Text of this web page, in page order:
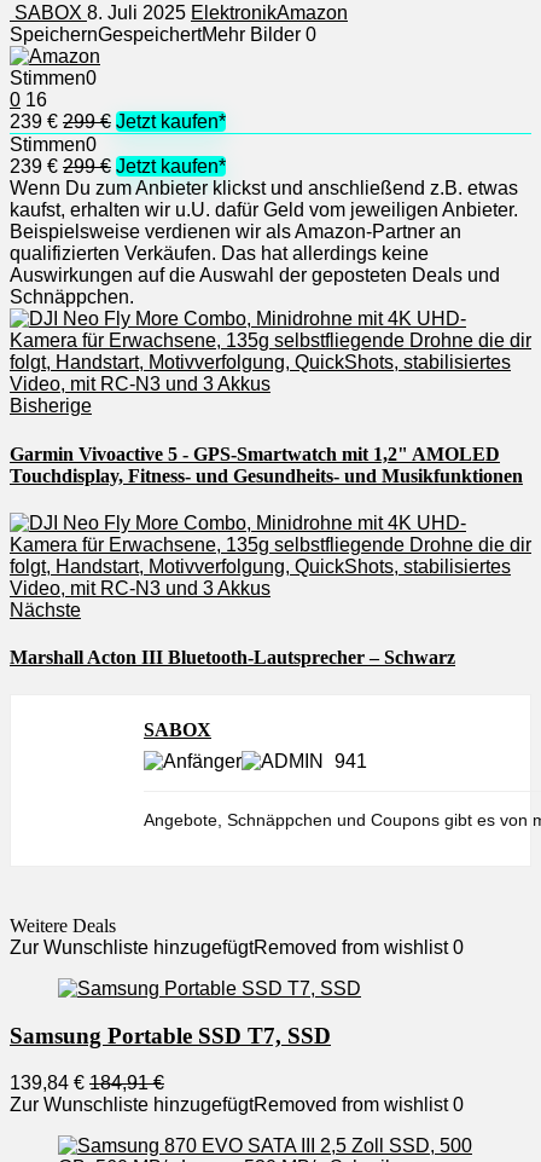
SABOX 8. Juli 2025 ElektronikAmazon
SpeichernGespeichertMehr Bilder 0
Stimmen0
0 16
239 € 299 € Jetzt kaufen*
Stimmen0
239 € 299 € Jetzt kaufen*
Wenn Du zum Anbieter klickst und anschließend z.B. etwas
kaufst, erhalten wir u.U. dafür Geld vom jeweiligen Anbieter.
Beispielsweise verdienen wir als Amazon-Partner an
qualifizierten Verkäufen. Das hat allerdings keine
Auswirkungen auf die Auswahl der geposteten Deals und
Schnäppchen.
Bisherige
Garmin Vivoactive 5 - GPS-Smartwatch mit 1,2" AMOLED
Touchdisplay, Fitness- und Gesundheits- und Musikfunktionen
Nächste
Marshall Acton III Bluetooth-Lautsprecher – Schwarz
SABOX
941
Angebote, Schnäppchen und Coupons gibt es von
Weitere Deals
Zur Wunschliste hinzugefügtRemoved from wishlist 0
Samsung Portable SSD T7, SSD
139,84 € 184,91 €
Zur Wunschliste hinzugefügtRemoved from wishlist 0